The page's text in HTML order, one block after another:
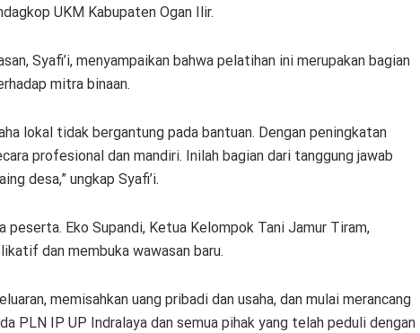
UKM Kabupaten Ogan Ilir.
Syafi’i, menyampaikan bahwa pelatihan ini merupakan bagian
mitra binaan.
lokal tidak bergantung pada bantuan. Dengan peningkatan
profesional dan mandiri. Inilah bagian dari tanggung jawab
desa,” ungkap Syafi’i.
Eko Supandi, Ketua Kelompok Tani Jamur Tiram,
dan membuka wawasan baru.
memisahkan uang pribadi dan usaha, dan mulai merancang
PLN IP UP Indralaya dan semua pihak yang telah peduli dengan